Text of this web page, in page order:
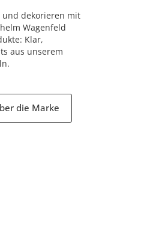
und dekorieren mit
Wagenfeld
Klar,
aus unserem
die Marke